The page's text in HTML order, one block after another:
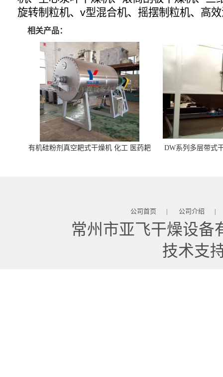
旋转制粒机、v型混合机、摇摆制粒机、高
相关产品：
有机硅粉剂真空耙式干燥机 化工 医药耙
DW系列多层带式
公司首页 公司介绍
常州市亚飞干燥设备
技术支